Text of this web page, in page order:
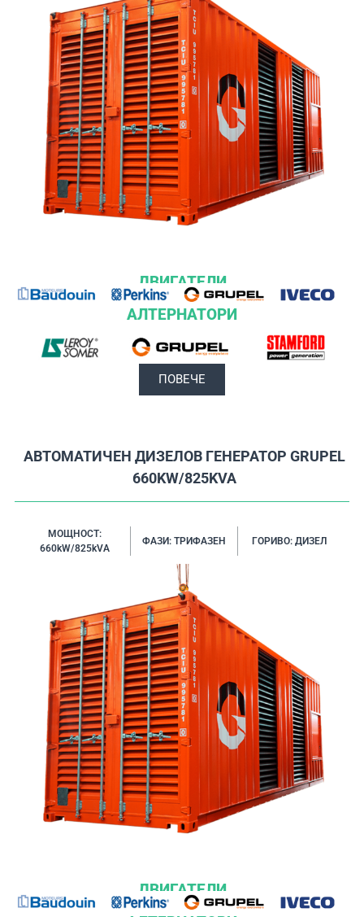
ДВИГАТЕЛИ
АЛТЕРНАТОРИ
ПОВЕЧЕ
АВТОМАТИЧЕН ДИЗЕЛОВ ГЕНЕРАТОР GRUPEL
660KW/825KVA
МОЩНОСТ:
660kW/825kVA
ФАЗИ: ТРИФАЗЕН ГОРИВО: ДИЗЕЛ
ДВИГАТЕЛИ